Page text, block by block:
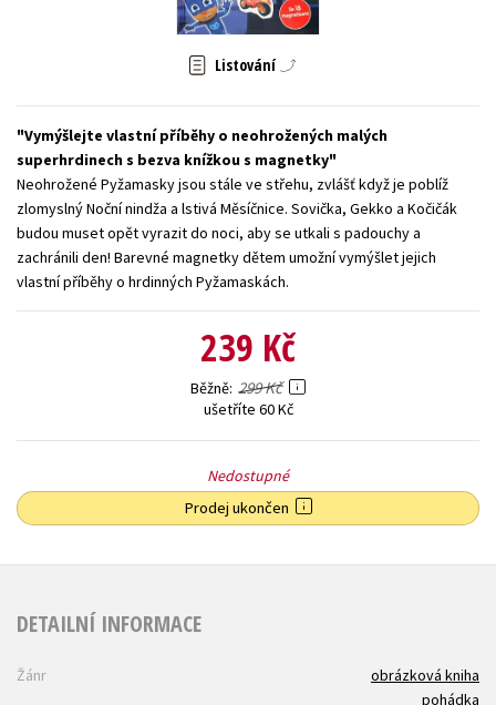
Zahraniční literatura
Všechny tituly
Listování
Vymýšlejte vlastní příběhy o neohrožených malých
superhrdinech s bezva knížkou s magnetky
Neohrožené Pyžamasky jsou stále ve střehu, zvlášť když je poblíž
zlomyslný Noční nindža a lstivá Měsíčnice. Sovička, Gekko a Kočičák
budou muset opět vyrazit do noci, aby se utkali s padouchy a
zachránili den! Barevné magnetky dětem umožní vymýšlet jejich
vlastní příběhy o hrdinných Pyžamaskách.
239 Kč
Běžně 299 Kč
ušetříte 60 Kč
Nedostupné
Prodej ukončen
DETAILNÍ INFORMACE
Žánr
obrázková kniha
pohádka